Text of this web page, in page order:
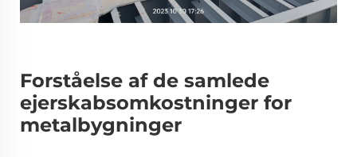
Forståelse af de samlede
ejerskabsomkostninger for
metalbygninger